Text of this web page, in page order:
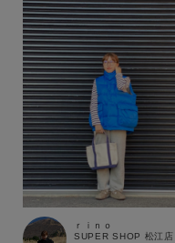
商品タイプ
通常商品
セール価格
在庫
在庫あり
ｒｉｎｏ
SUPER SHOP 松江店